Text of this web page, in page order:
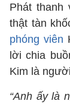
Phát thanh
thật tàn
phóng viên
lời chia
Kim là
“Anh ấy là